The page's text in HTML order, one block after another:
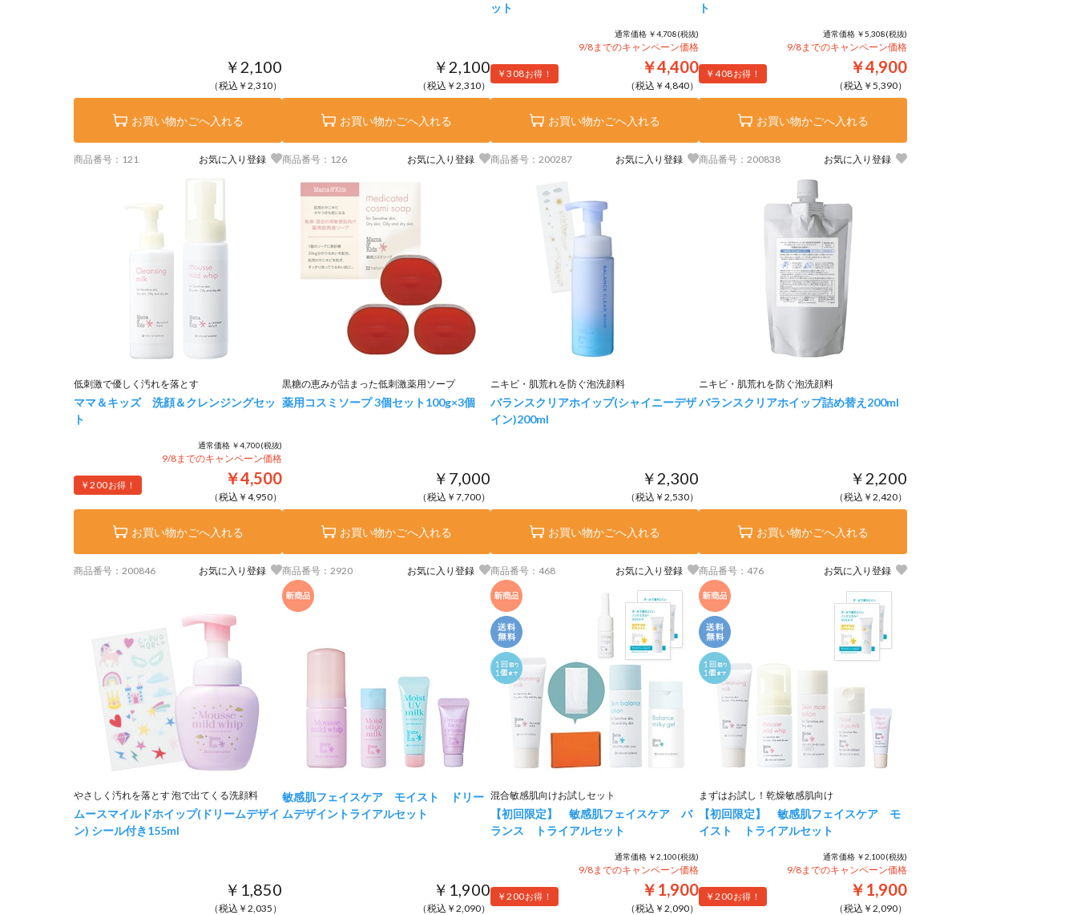
￥2,100
（税込￥2,310）
お買い物かごへ入れる
商品番号：121 お気に入り登録
￥2,100
（税込￥2,310）
お買い物かごへ入れる
商品番号：126 お気に入り登録
ット
通常価格 ￥4,708(税抜)
9/8までのキャンペーン価格
￥308お得！ ￥4,400
（税込￥4,840）
お買い物かごへ入れる
商品番号：200287 お気に入り登録
ト
通常価格 ￥5,308(税抜)
9/8までのキャンペーン価格
￥408お得！ ￥4,900
（税込￥5,390）
お買い物かごへ入れる
商品番号：200838 お気に入り登録
低刺激で優しく汚れを落とす
ママ＆キッズ 洗顔＆クレンジングセッ
ト
通常価格 ￥4,700(税抜)
9/8までのキャンペーン価格
￥200お得！ ￥4,500
（税込￥4,950）
お買い物かごへ入れる
商品番号：200846 お気に入り登録
黒糖の恵みが詰まった低刺激薬用ソープ
薬用コスミソープ 3個セット100g×3個
￥7,000
（税込￥7,700）
お買い物かごへ入れる
商品番号：2920 お気に入り登録
ニキビ・肌荒れを防ぐ泡洗顔料
バランスクリアホイップ(シャイニーデザ
イン)200ml
￥2,300
（税込￥2,530）
お買い物かごへ入れる
商品番号：468 お気に入り登録
ニキビ・肌荒れを防ぐ泡洗顔料
バランスクリアホイップ詰め替え 200ml
￥2,200
（税込￥2,420）
お買い物かごへ入れる
商品番号：476 お気に入り登録
やさしく汚れを落とす 泡で出てくる洗顔料
ムースマイルドホイップ(ドリームデザイ
ン) シール付き155ml
￥1,850
（税込￥2,035）
敏感肌フェイスケア モイスト ドリー
ムデザイントライアルセット
￥1,900
（税込￥2,090）
混合敏感肌向けお試しセット
【初回限定】 敏感肌フェイスケア バ
ランス トライアルセット
通常価格 ￥2,100(税抜)
9/8までのキャンペーン価格
￥200お得！ ￥1,900
（税込￥2,090）
まずはお試し！乾燥敏感肌向け
【初回限定】 敏感肌フェイスケア モ
イスト トライアルセット
通常価格 ￥2,100(税抜)
9/8までのキャンペーン価格
￥200お得！ ￥1,900
（税込￥2,090）